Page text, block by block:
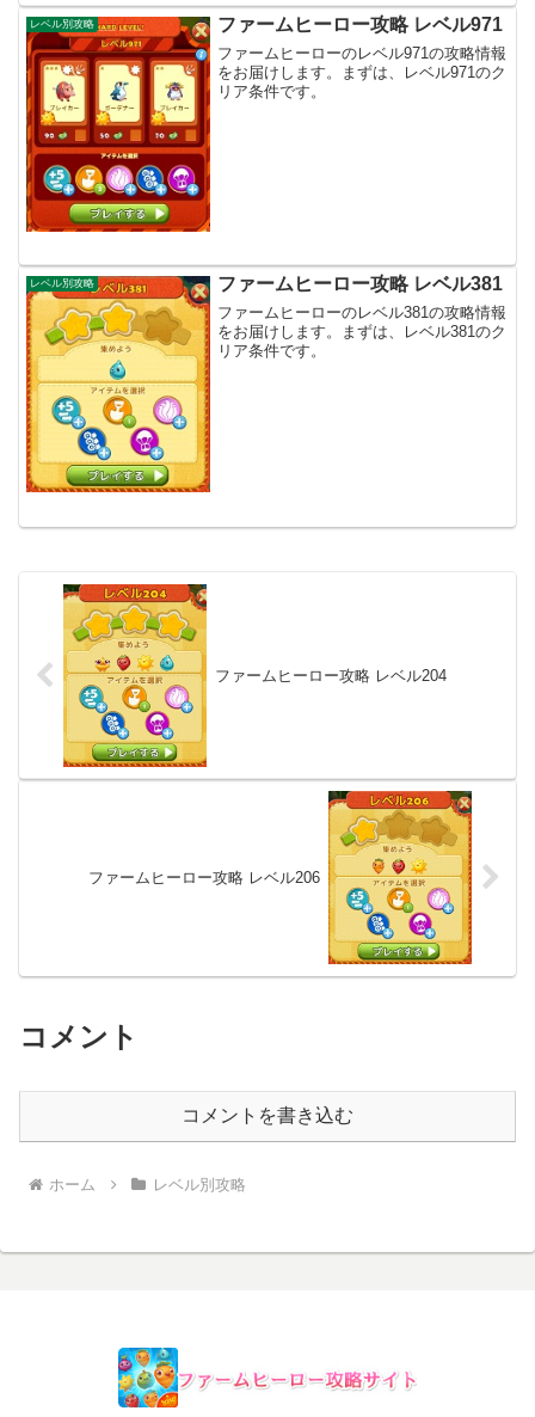
レベル別攻略 ファームヒーロー攻略 レベル971
ファームヒーローのレベル971の攻略情報
をお届けします。まずは、レベル971のク
リア条件です。
レベル別攻略 ファームヒーロー攻略 レベル381
ファームヒーローのレベル381の攻略情報
をお届けします。まずは、レベル381のク
リア条件です。
ファームヒーロー攻略 レベル204
ファームヒーロー攻略 レベル206
コメント
コメントを書き込む
ホーム レベル別攻略